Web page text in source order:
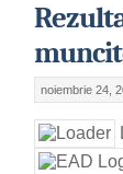
noiembrie 24,